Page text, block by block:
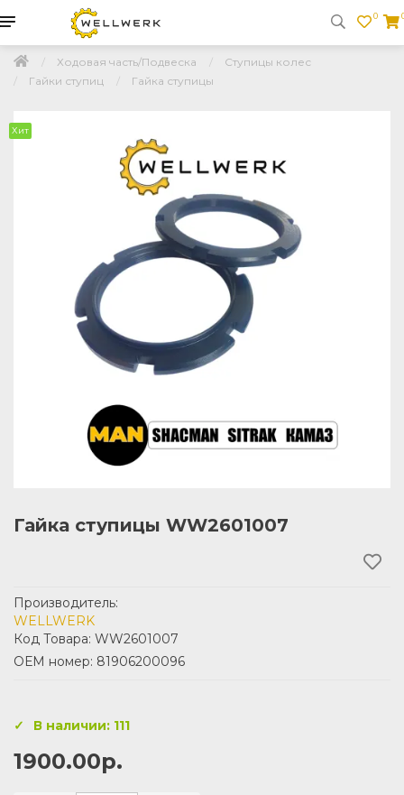
0
Ходовая часть/Подвеска
Ступицы колес
Гайки ступиц
Гайка ступицы
Хит
Гайка ступицы WW2601007
Производитель:
WELLWERK
Код Товара: WW2601007
ОЕМ номер: 81906200096
В наличии: 111
1900.00р.